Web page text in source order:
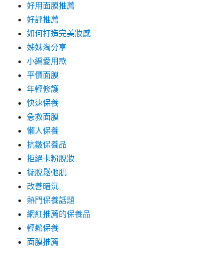
好用面膜推薦
好評推薦
如何打造完美妝感
姊妹淘分享
小編愛用款
平價面膜
年輕修護
快速保養
急救面膜
懶人保養
抗皺保養品
拒絕卡粉脫妝
擺脫鬆弛肌
改善暗沉
熱門保養話題
網紅推薦的保養品
輕鬆保養
面膜推薦